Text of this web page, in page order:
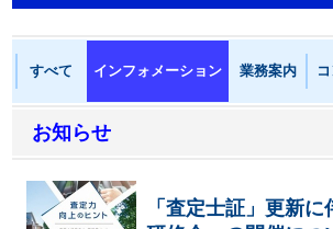
すべて インフォメーション 業務案内
お知らせ
「査定士証」更新